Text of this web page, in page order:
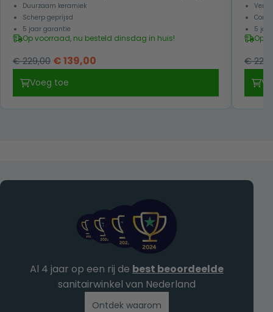
Duurzaam keramiek
Scherp geprijsd
5 jaar garantie
Op voorraad, nu besteld dinsdag in huis!
€229,00 Oorspronkelijke
€ 229,00.
€139,00
€ 139,00.
Voeg toe
5
Op
€
Al 4 jaar op een rij de best beoordeelde
sanitairwinkel van Nederland
Ontdek waarom